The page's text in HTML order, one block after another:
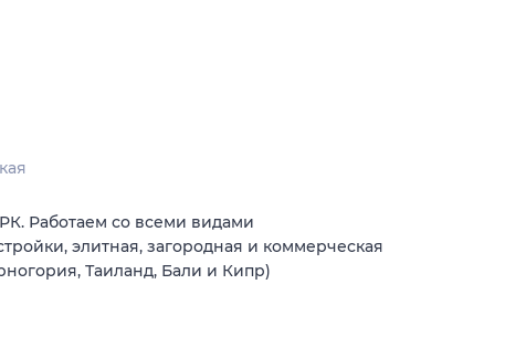
Работаем со всеми видами
элитная, загородная и коммерческая
Таиланд, Бали и Кипр)